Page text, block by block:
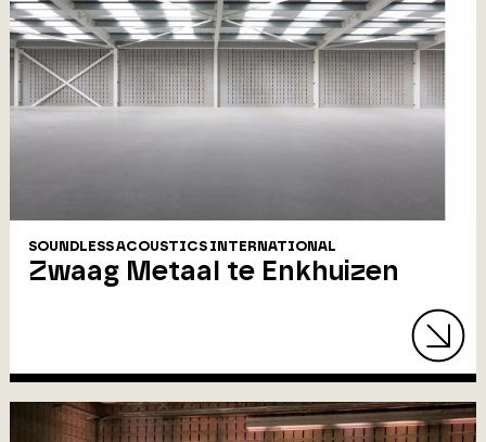
SOUNDLESS ACOUSTICS INTERNATIONAL
Zwaag Metaal te Enkhuizen